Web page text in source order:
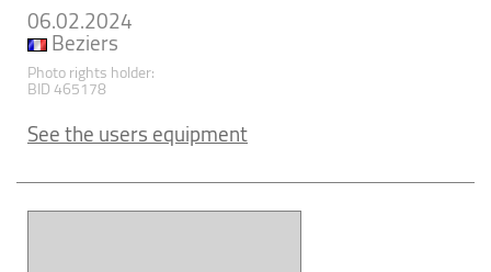
06.02.2024
Beziers
Photo rights holder:
BID 465178
See the users equipment